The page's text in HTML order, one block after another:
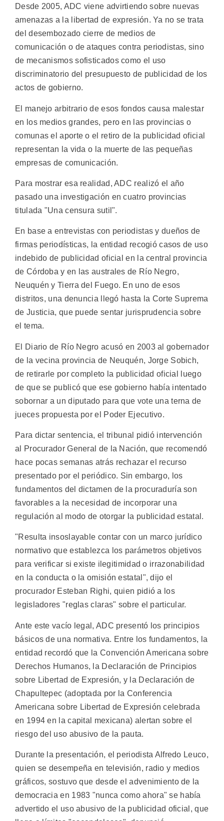
Desde 2005, ADC viene advirtiendo sobre nuevas
amenazas a la libertad de expresión. Ya no se trata
del desembozado cierre de medios de
comunicación o de ataques contra periodistas, sino
de mecanismos sofisticados como el uso
discriminatorio del presupuesto de publicidad de los
actos de gobierno.
El manejo arbitrario de esos fondos causa malestar
en los medios grandes, pero en las provincias o
comunas el aporte o el retiro de la publicidad oficial
representan la vida o la muerte de las pequeñas
empresas de comunicación.
Para mostrar esa realidad, ADC realizó el año
pasado una investigación en cuatro provincias
titulada "Una censura sutil".
En base a entrevistas con periodistas y dueños de
firmas periodísticas, la entidad recogió casos de uso
indebido de publicidad oficial en la central provincia
de Córdoba y en las australes de Río Negro,
Neuquén y Tierra del Fuego. En uno de esos
distritos, una denuncia llegó hasta la Corte Suprema
de Justicia, que puede sentar jurisprudencia sobre
el tema.
El Diario de Río Negro acusó en 2003 al gobernador
de la vecina provincia de Neuquén, Jorge Sobich,
de retirarle por completo la publicidad oficial luego
de que se publicó que ese gobierno había intentado
sobornar a un diputado para que vote una terna de
jueces propuesta por el Poder Ejecutivo.
Para dictar sentencia, el tribunal pidió intervención
al Procurador General de la Nación, que recomendó
hace pocas semanas atrás rechazar el recurso
presentado por el periódico. Sin embargo, los
fundamentos del dictamen de la procuraduría son
favorables a la necesidad de incorporar una
regulación al modo de otorgar la publicidad estatal.
"Resulta insoslayable contar con un marco jurídico
normativo que establezca los parámetros objetivos
para verificar si existe ilegitimidad o irrazonabilidad
en la conducta o la omisión estatal", dijo el
procurador Esteban Righi, quien pidió a los
legisladores "reglas claras" sobre el particular.
Ante este vacío legal, ADC presentó los principios
básicos de una normativa. Entre los fundamentos, la
entidad recordó que la Convención Americana sobre
Derechos Humanos, la Declaración de Principios
sobre Libertad de Expresión, y la Declaración de
Chapultepec (adoptada por la Conferencia
Americana sobre Libertad de Expresión celebrada
en 1994 en la capital mexicana) alertan sobre el
riesgo del uso abusivo de la pauta.
Durante la presentación, el periodista Alfredo Leuco,
quien se desempeña en televisión, radio y medios
gráficos, sostuvo que desde el advenimiento de la
democracia en 1983 "nunca como ahora" se había
advertido el uso abusivo de la publicidad oficial, que